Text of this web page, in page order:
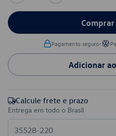
Pagamento seguro•
Adicionar
Calcule frete e prazo
Entrega em todo o Brasil